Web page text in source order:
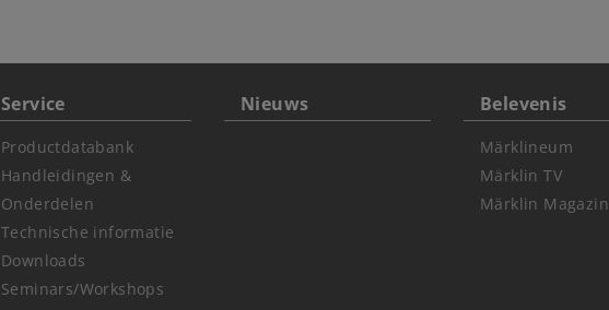
Service
Productdatabank
Handleidingen &
Onderdelen
Technische informatie
Downloads
Seminars/Workshops
Nieuws Belevenis
Märklineum
Märklin TV
Märklin Magazin